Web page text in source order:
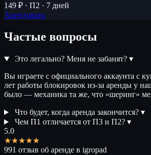
149 ₽ · П2 · 7 дней
Арендовать
Частые вопросы
Это легально? Меня не забанят? ▾
Вы играете с официального аккаунта с
лет работы блокировок из-за аренды у
было — механика та же, что «шеринг»
Что будет, когда аренда закончится? ▾
Чем П1 отличается от П3 и П2? ▾
5.0
★★★★★
991 отзыв об аренде в igropad